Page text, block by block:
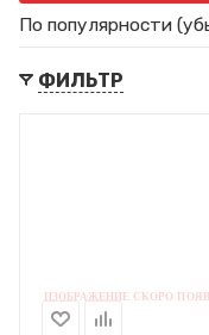
По популярности
ФИЛЬТР